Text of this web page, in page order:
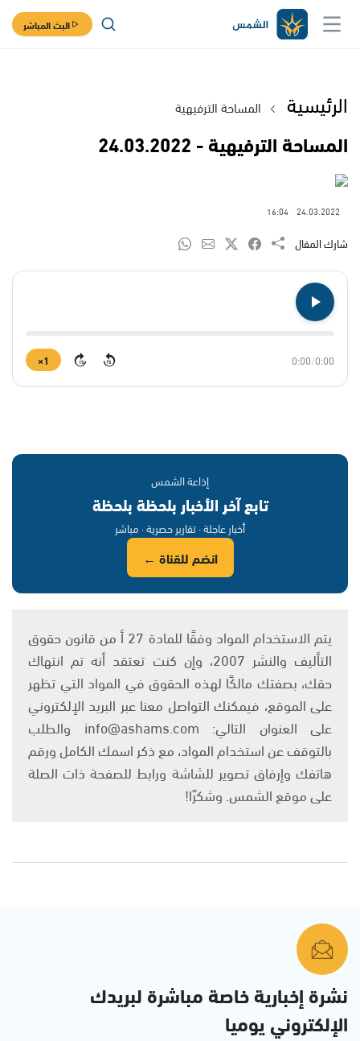
البث المباشر
الرئيسية المساحة الترفيهية
المساحة الترفيهية - 24.03.2022
24.03.2022
16:04
شارك المقال
0:00
/
0:00
15
15
1×
إذاعة الشمس
تابع آخر الأخبار بلحظة بلحظة
أخبار عاجلة · تقارير حصرية · مباشر
انضم للقناة ←
يتم الاستخدام المواد وفقًا للمادة 27 أ من قانون حقوق
التأليف والنشر 2007، وإن كنت تعتقد أنه تم انتهاك
حقك، بصفتك مالكًا لهذه الحقوق في المواد التي تظهر
على الموقع، فيمكنك التواصل معنا عبر البريد الإلكتروني
على العنوان التالي: info@ashams.com والطلب
بالتوقف عن استخدام المواد، مع ذكر اسمك الكامل ورقم
هاتفك وإرفاق تصوير للشاشة ورابط للصفحة ذات الصلة
على موقع الشمس. وشكرًا!
نشرة إخبارية خاصة مباشرة لبريدك
الإلكتروني يوميا